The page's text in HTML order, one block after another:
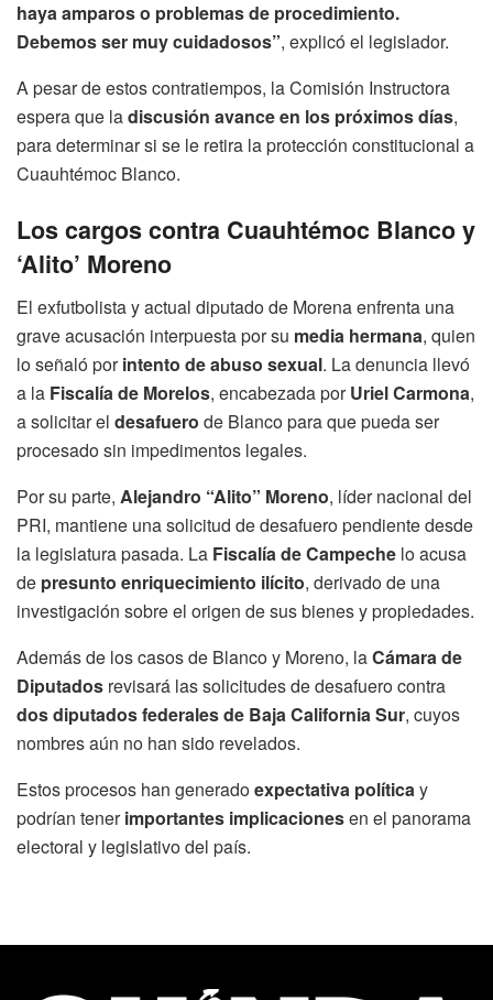
haya amparos o problemas de procedimiento.
Debemos ser muy cuidadosos”, explicó el legislador.
A pesar de estos contratiempos, la Comisión Instructora
espera que ladiscusión avance en los próximos días,
para determinar si se le retira la protección constitucional a
Cuauhtémoc Blanco.
Los cargos contra Cuauhtémoc Blanco y
‘Alito’ Moreno
El exfutbolista y actual diputado de Morena enfrenta una
grave acusación interpuesta por su media hermana, quien
lo señaló porintento de abuso sexual. La denuncia llevó
a la Fiscalía de Morelos, encabezada porUriel Carmona,
a solicitar el desafuero de Blanco para que pueda ser
procesado sin impedimentos legales.
Por su parte, Alejandro “Alito” Moreno, líder nacional del
PRI, mantiene una solicitud de desafuero pendiente desde
la legislatura pasada. La Fiscalía de Campeche lo acusa
de presunto enriquecimiento ilícito, derivado de una
investigación sobre el origen de sus bienes y propiedades.
Además de los casos de Blanco y Moreno, laCámara de
Diputados revisará las solicitudes de desafuero contra
dos diputados federales de Baja California Sur, cuyos
nombres aún no han sido revelados.
Estos procesos han generadoexpectativa políticay
podrían tenerimportantes implicacionesen el panorama
electoral y legislativo del país.